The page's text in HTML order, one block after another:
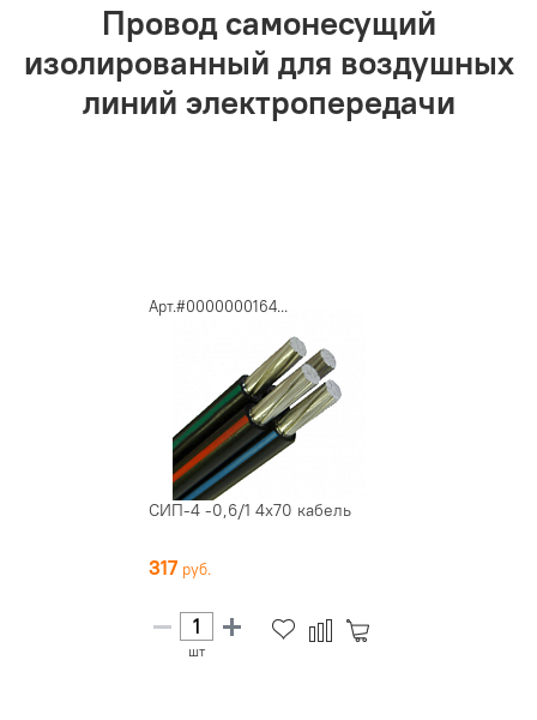
Провод самонесущий
изолированный для воздушных
линий электропередачи
Арт.#0000000164...
СИП-4 -0,6/1 4х70 кабель
317
шт